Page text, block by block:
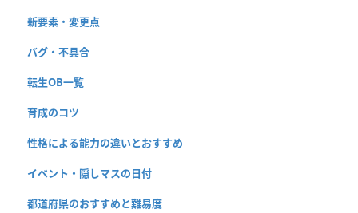
新要素・変更点
バグ・不具合
転生OB一覧
育成のコツ
性格による能力の違いとおすすめ
イベント・隠しマスの日付
都道府県のおすすめと難易度